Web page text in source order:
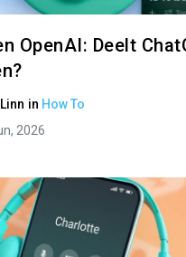
OpenAI: Deelt
in How To
2026